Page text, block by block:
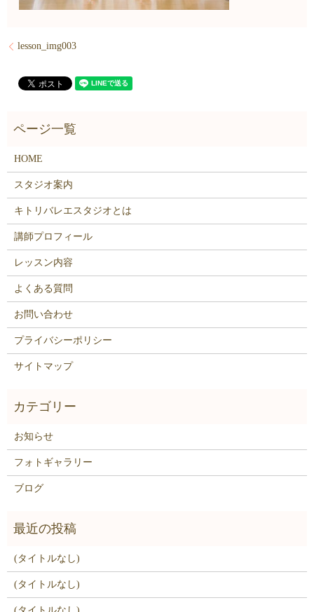
lesson_img003
HOME
スタジオ案内
キトリバレエスタジオとは
講師プロフィール
レッスン内容
よくある質問
お問い合わせ
プライバシーポリシー
サイトマップ
お知らせ
フォトギャラリー
ブログ
(タイトルなし)
(タイトルなし)